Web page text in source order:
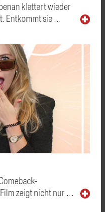
klettert wieder
Entkommt sie …
zeigt nicht nur …